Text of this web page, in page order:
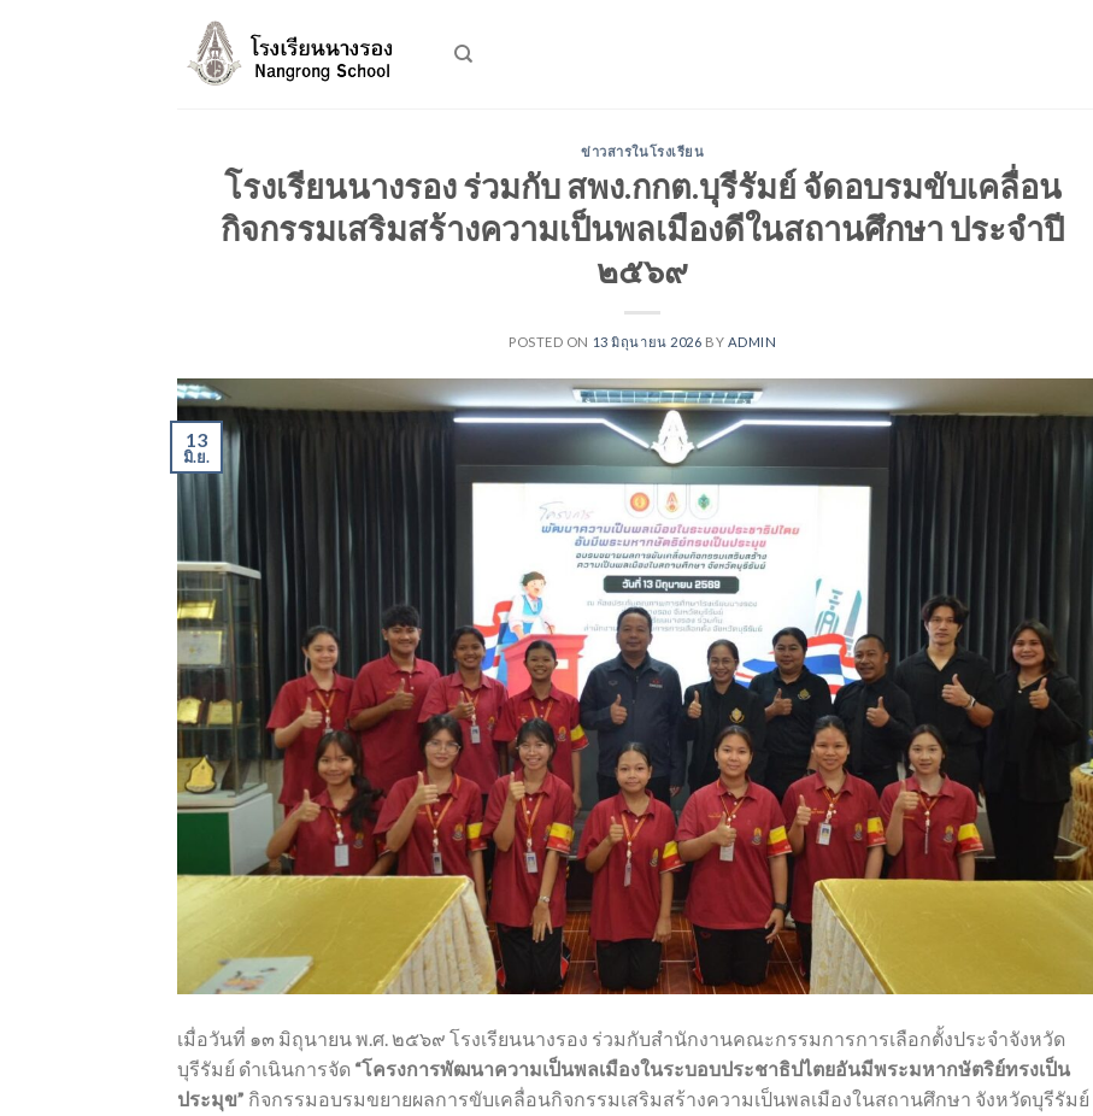
ข่าวสารในโรงเรียน
โรงเรียนนางรอง ร่วมกับ สพง.กกต.บุรีรัมย์ จัดอบรมขับเคลื่อน
กิจกรรมเสริมสร้างความเป็นพลเมืองดีในสถานศึกษา ประจำปี
๒๕๖๙
POSTED ON 13 มิถุนายน 2026 BY ADMIN
13
มิ.ย.
เมื่อวันที่ ๑๓ มิถุนายน พ.ศ. ๒๕๖๙ โรงเรียนนางรอง ร่วมกับสำนักงานคณะกรรมการการเลือกตั้งประจำจังหวัด
บุรีรัมย์ ดำเนินการจัด “โครงการพัฒนาความเป็นพลเมืองในระบอบประชาธิปไตยอันมีพระมหากษัตริย์ทรงเป็น
ประมุข” กิจกรรมอบรมขยายผลการขับเคลื่อนกิจกรรมเสริมสร้างความเป็นพลเมืองในสถานศึกษา จังหวัดบุรีรัมย์